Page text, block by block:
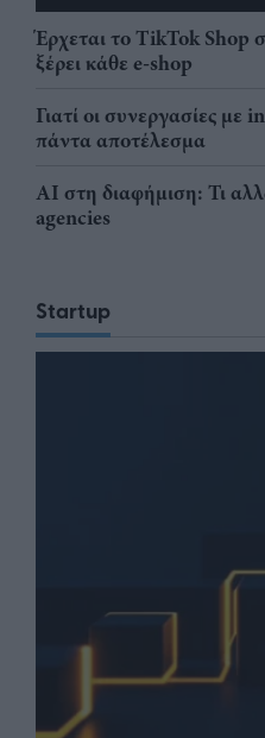
Έρχεται το TikTok Shop
ξέρει κάθε e-shop
Γιατί οι συνεργασίες
πάντα αποτέλεσμα
AI στη διαφήμιση: Τι
agencies
Startup